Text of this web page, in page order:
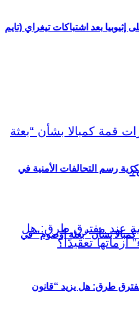
إثيوبيا بعد اشتباكات تيغراي (تايم
بشأن “بعثة أوصوم” في
رسم التحالفات الأمنية في
مفترق طرق: هل يزيد “قانون